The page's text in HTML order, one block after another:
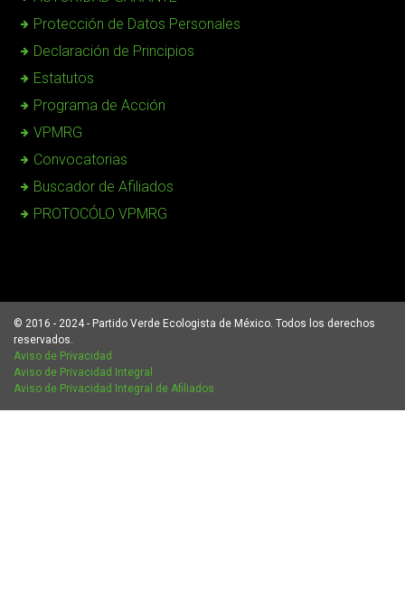
Protección de Datos Personales
Declaración de Principios
Estatutos
Programa de Acción
VPMRG
Convocatorias
Buscador de Afiliados
PROTOCÓLO VPMRG
© 2016 - 2024 - Partido Verde Ecologista de México. Todos los derechos
reservados.
Aviso de Privacidad
Aviso de Privacidad Integral
Aviso de Privacidad Integral de Afiliados